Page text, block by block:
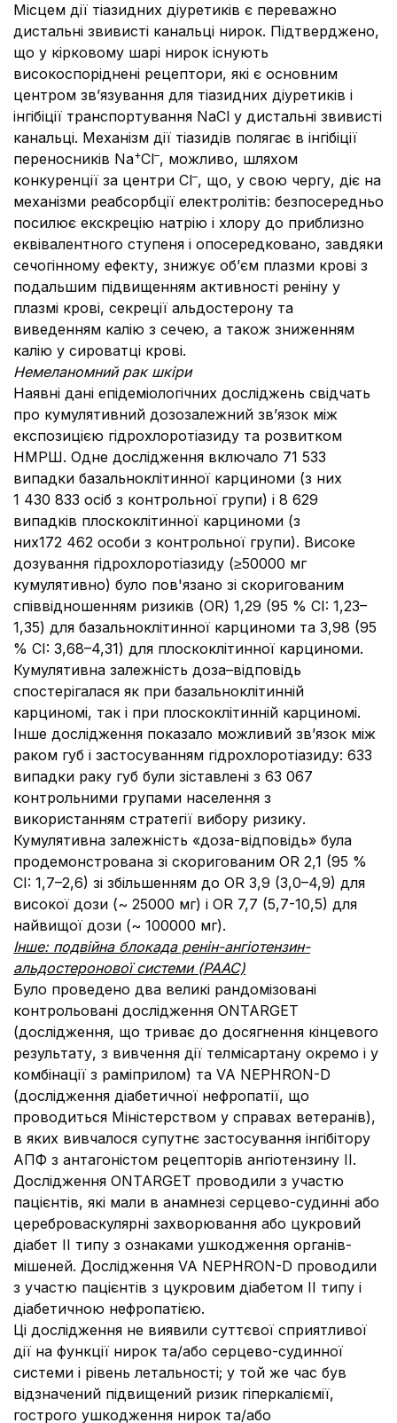
Місцем дії тіазидних діуретиків є переважно
дистальні звивисті канальці нирок. Підтверджено,
що у кірковому шарі нирок існують
високоспоріднені рецептори, які є основним
центром зв’язування для тіазидних діуретиків і
інгібіції транспортування NaCl у дистальні звивисті
канальці. Механізм дії тіазидів полягає в інгібіції
переносників Na+Cl­–, можливо, шляхом
конкуренції за центри Cl–, що, у свою чергу, діє на
механізми реабсорбції електролітів: безпосередньо
посилює екскрецію натрію і хлору до приблизно
еквівалентного ступеня і опосередковано, завдяки
сечогінному ефекту, знижує об’єм плазми крові з
подальшим підвищенням активності реніну у
плазмі крові, секреції альдостерону та
виведенням калію з сечею, а також зниженням
калію у сироватці крові.
Немеланомний рак шкіри
Наявні дані епідеміологічних досліджень свідчать
про кумулятивний дозозалежний зв’язок між
експозицією гідрохлоротіазиду та розвитком
НМРШ. Одне дослідження включало 71 533
випадки базальноклітинної карциноми (з них
1 430 833 осіб з контрольної групи) і 8 629
випадків плоскоклітинної карциноми (з
них172 462 особи з контрольної групи). Високе
дозування гідрохлоротіазиду (≥50000 мг
кумулятивно) було пов'язано зі скоригованим
співвідношенням ризиків (OR) 1,29 (95 % CI: 1,23–
1,35) для базальноклітинної карциноми та 3,98 (95
% CI: 3,68–4,31) для плоскоклітинної карциноми.
Кумулятивна залежність доза–відповідь
спостерігалася як при базальноклітинній
карциномі, так і при плоскоклітинній карциномі.
Інше дослідження показало можливий зв’язок між
раком губ і застосуванням гідрохлоротіазиду: 633
випадки раку губ були зіставлені з 63 067
контрольними групами населення з
використанням стратегії вибору ризику.
Кумулятивна залежність «доза-відповідь» була
продемонстрована зі скоригованим OR 2,1 (95 %
CI: 1,7–2,6) зі збільшенням до OR 3,9 (3,0–4,9) для
високої дози (~ 25000 мг) і OR 7,7 (5,7-10,5) для
найвищої дози (~ 100000 мг).
Інше: подвійна блокада ренін-ангіотензин-
альдостеронової системи (РААС)
Було проведено два великі рандомізовані
контрольовані дослідження ONTARGET
(дослідження, що триває до досягнення кінцевого
результату, з вивчення дії телмісартану окремо і у
комбінації з раміприлом) та VA NEPHRON-D
(дослідження діабетичної нефропатії, що
проводиться Міністерством у справах ветеранів),
в яких вивчалося супутнє застосування інгібітору
АПФ з антагоністом рецепторів ангіотензину II.
Дослідження ONTARGET проводили з участю
пацієнтів, які мали в анамнезі серцево-судинні або
цереброваскулярні захворювання або цукровий
діабет ІІ типу з ознаками ушкодження органів-
мішеней. Дослідження VA NEPHRON-D проводили
з участю пацієнтів з цукровим діабетом ІІ типу і
діабетичною нефропатією.
Ці дослідження не виявили суттєвої сприятливої
дії на функції нирок та/або серцево-судинної
системи і рівень летальності; у той же час був
відзначений підвищений ризик гіперкаліємії,
гострого ушкодження нирок та/або